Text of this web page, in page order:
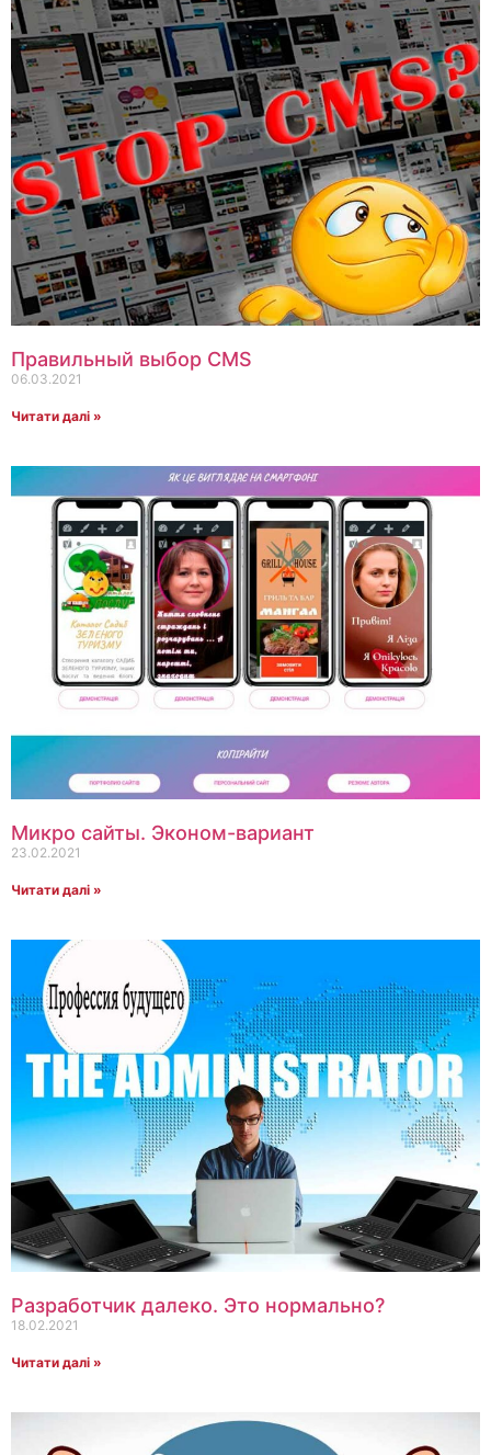
Правильный выбор CMS
06.03.2021
Читати далі »
Микро сайты. Эконом-вариант
23.02.2021
Читати далі »
Разработчик далеко. Это нормально?
18.02.2021
Читати далі »